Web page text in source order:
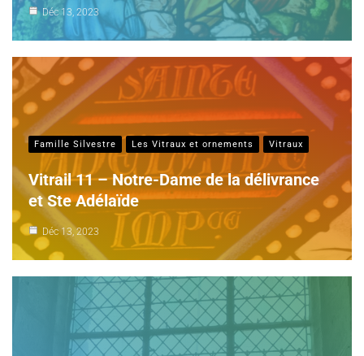
Déc 13, 2023
Famille Silvestre Les Vitraux et ornements Vitraux
Vitrail 11 – Notre-Dame de la délivrance
et Ste Adélaïde
Déc 13, 2023